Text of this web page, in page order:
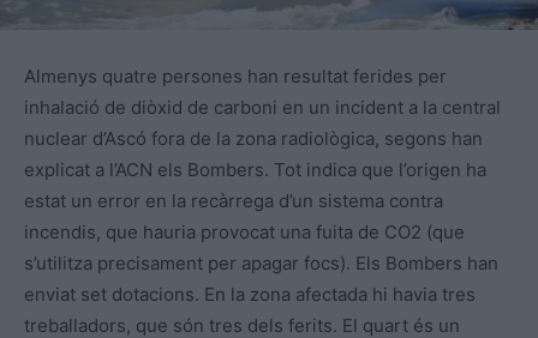
Almenys quatre persones han resultat ferides per
inhalació de diòxid de carboni en un incident a la central
nuclear d’Ascó fora de la zona radiològica, segons han
explicat a l’ACN els Bombers. Tot indica que l’origen ha
estat un error en la recàrrega d’un sistema contra
incendis, que hauria provocat una fuita de CO2 (que
s’utilitza precisament per apagar focs). Els Bombers han
enviat set dotacions. En la zona afectada hi havia tres
treballadors, que són tres dels ferits. El quart és un